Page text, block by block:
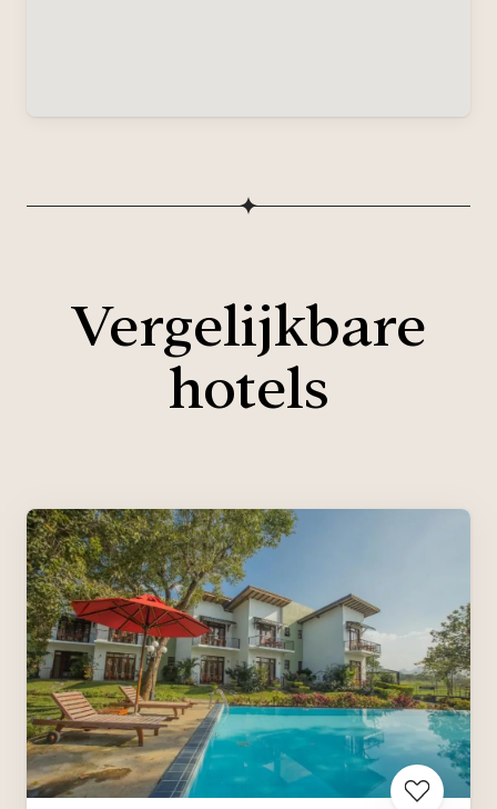
Vergelijkbare
hotels